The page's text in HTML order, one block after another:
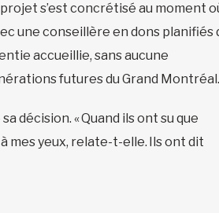
s’est concrétisé au moment
une conseillère en dons planifiés
accueillie, sans aucune
futures du Grand Montréal.
décision. « Quand ils ont su que
mes yeux, relate-t-elle. Ils ont dit